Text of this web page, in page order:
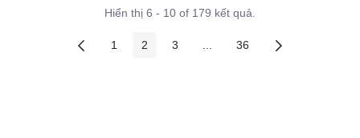
Hiển thị 6 - 10 of 179 kết quả.
Các trang trên cổng
1 Các trang trên cổng
2 Các trang trên cổng
3 Các trang trung gian
Các trang trên cổng
36